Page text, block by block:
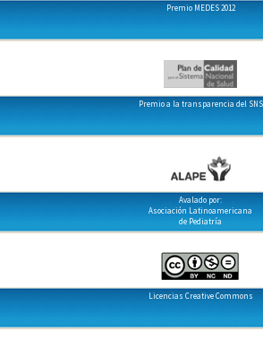
Premio MEDES 2012
Premio a la transparencia del SNS
Avalado por:
Asociación Latinoamericana
de Pediatría
Licencias Creative Commons